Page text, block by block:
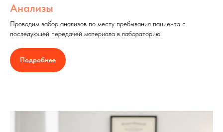
Анализы
Проводим забор анализов по месту пребывания пациента с
последующей передачей материала в лабораторию.
Подробнее